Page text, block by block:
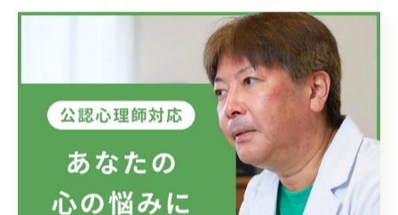
全てのカテゴリー
家族
精神疾患
メンタルヘルス